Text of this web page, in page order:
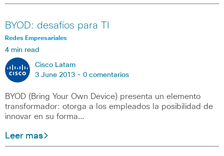
BYOD: desafíos para TI
Redes Empresariales
4 min read
Cisco Latam
3 June 2013 - 0 comentarios
BYOD (Bring Your Own Device) presenta un elemento
transformador: otorga a los empleados la posibilidad de
innovar en su forma…
Leer mas